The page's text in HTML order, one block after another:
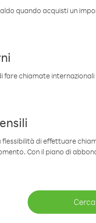
quando acquisti un
fare chiamate
di effettuare
Con il piano di